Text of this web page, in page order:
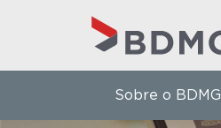
Sobre o BDMG